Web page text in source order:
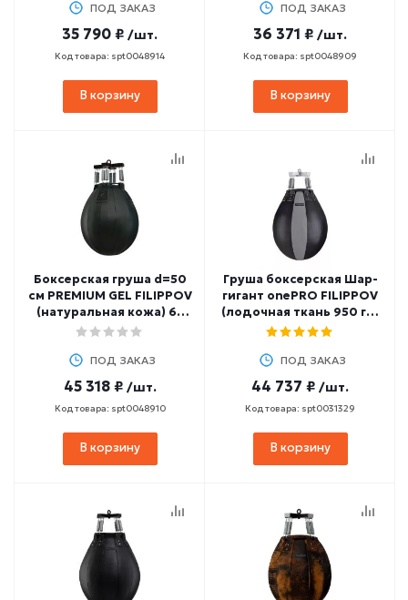
ПОД ЗАКАЗ
35 790 ₽ /шт.
Код товара: spt0048914
В корзину
ПОД ЗАКАЗ
36 371 ₽ /шт.
Код товара: spt0048909
В корзину
Боксерская груша d=50
см PREMIUM GEL FILIPPOV
(натуральная кожа) 65
см, 75-80 кг
ПОД ЗАКАЗ
45 318 ₽ /шт.
Код товара: spt0048910
В корзину
Груша боксерская Шар-
гигант onePRO FILIPPOV
(лодочная ткань 950 гр/
м2) 38 кг, 80 см
ПОД ЗАКАЗ
44 737 ₽ /шт.
Код товара: spt0031329
В корзину